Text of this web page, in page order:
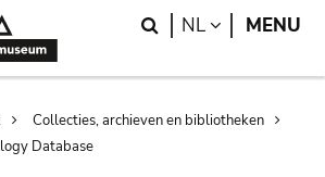
Search
NL LANGUAGE
MENU
Collecties, archieven en bibliotheken
Database